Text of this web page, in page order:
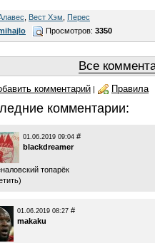
Вест Хэм Перес
Просмотров: 3350
Все
комментарий | Правила
комментарии:
01.06.2019 09:04 #
blackdreamer
топарёк
)
01.06.2019 08:27 #
makaku